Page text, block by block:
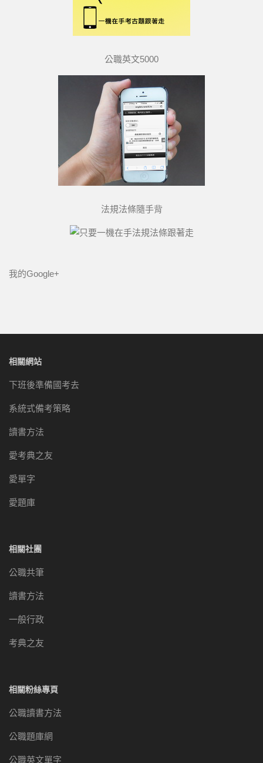
公職英文5000
法規法條隨手背
我的Google+
相關網站
下班後準備國考去
系統式備考策略
讀書方法
愛考典之友
愛單字
愛題庫
相關社團
公職共筆
讀書方法
一般行政
考典之友
相關粉絲專頁
公職讀書方法
公職題庫網
公職英文單字